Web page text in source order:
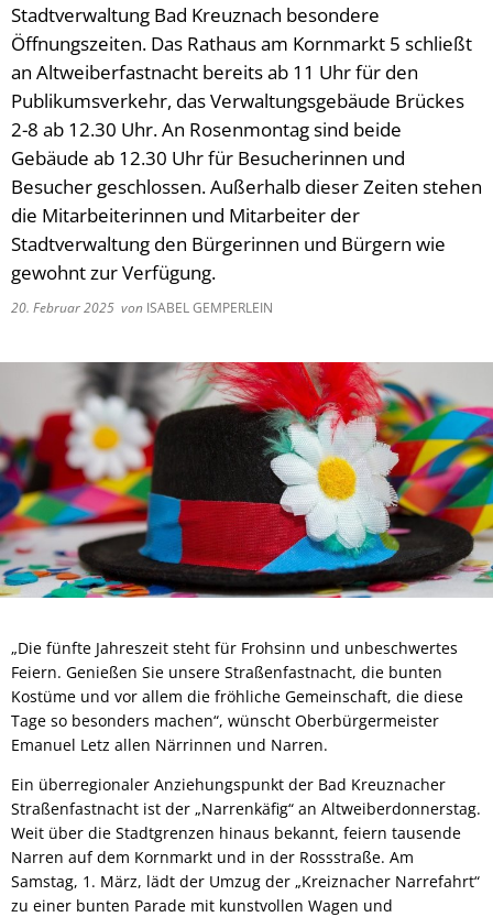
Stadtverwaltung Bad Kreuznach besondere
Öffnungszeiten. Das Rathaus am Kornmarkt 5 schließt
an Altweiberfastnacht bereits ab 11 Uhr für den
Publikumsverkehr, das Verwaltungsgebäude Brückes
2-8 ab 12.30 Uhr. An Rosenmontag sind beide
Gebäude ab 12.30 Uhr für Besucherinnen und
Besucher geschlossen. Außerhalb dieser Zeiten stehen
die Mitarbeiterinnen und Mitarbeiter der
Stadtverwaltung den Bürgerinnen und Bürgern wie
gewohnt zur Verfügung.
20. Februar 2025 von ISABEL GEMPERLEIN
„Die fünfte Jahreszeit steht für Frohsinn und unbeschwertes
Feiern. Genießen Sie unsere Straßenfastnacht, die bunten
Kostüme und vor allem die fröhliche Gemeinschaft, die diese
Tage so besonders machen“, wünscht Oberbürgermeister
Emanuel Letz allen Närrinnen und Narren.
Ein überregionaler Anziehungspunkt der Bad Kreuznacher
Straßenfastnacht ist der „Narrenkäfig“ an Altweiberdonnerstag.
Weit über die Stadtgrenzen hinaus bekannt, feiern tausende
Narren auf dem Kornmarkt und in der Rossstraße. Am
Samstag, 1. März, lädt der Umzug der „Kreiznacher Narrefahrt“
zu einer bunten Parade mit kunstvollen Wagen und